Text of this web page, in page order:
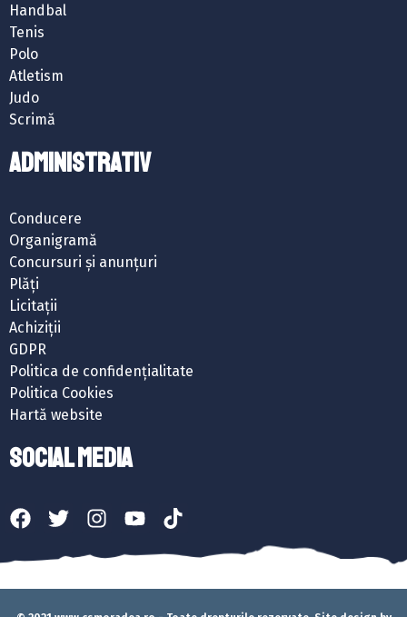
Handbal
Tenis
Polo
Atletism
Judo
Scrimă
ADMINISTRATIV
Conducere
Organigramă
Concursuri și anunțuri
Plăți
Licitații
Achiziții
GDPR
Politica de confidențialitate
Politica Cookies
Hartă website
SOCIAL MEDIA